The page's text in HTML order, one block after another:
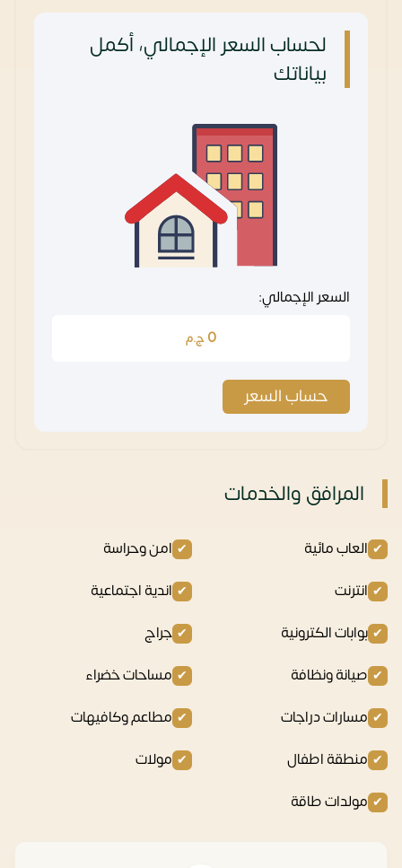
لحساب السعر الإجمالي، أكمل
بياناتك
السعر الإجمالي:
0 ج.م
حساب السعر
المرافق والخدمات
العاب مائية
امن وحراسة
انترنت
اندية اجتماعية
بوابات الكترونية
جراج
صيانة ونظافة
مساحات خضراء
مسارات دراجات
مطاعم وكافيهات
منطقة اطفال
مولات
مولدات طاقة